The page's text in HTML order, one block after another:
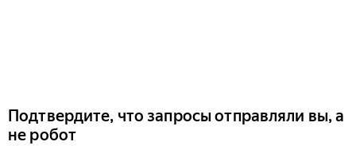
Подтвердите, что запросы отправляли вы, а
не робот